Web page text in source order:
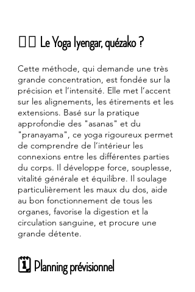
🧘‍♂️ Le Yoga Iyengar, quézako ?
Cette méthode, qui demande une très
grande concentration, est fondée sur la
précision et l’intensité. Elle met l’accent
sur les alignements, les étirements et les
extensions. Basé sur la pratique
approfondie des "asanas" et du
"pranayama", ce yoga rigoureux permet
de comprendre de l’intérieur les
connexions entre les différentes parties
du corps. Il développe force, souplesse,
vitalité générale et équilibre. Il soulage
particulièrement les maux du dos, aide
au bon fonctionnement de tous les
organes, favorise la digestion et la
circulation sanguine, et procure une
grande détente.
🗓️ Planning prévisionnel